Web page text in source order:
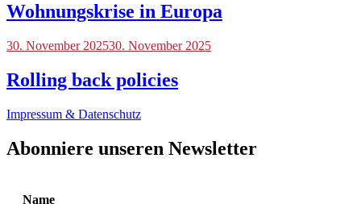
Wohnungskrise in Europa
Blog,
30. November 202530. November 2025
Rolling back policies
Impressum & Datenschutz
Abonniere unseren Newsletter
Name